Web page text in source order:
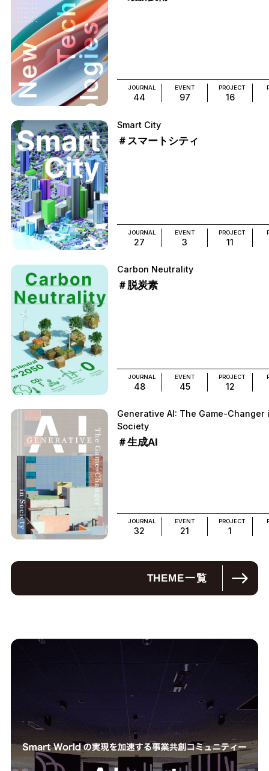
JOURNAL
44
EVENT
97
PROJECT
16
Smart City
＃スマートシティ
JOURNAL
27
EVENT
3
PROJECT
11
Carbon Neutrality
＃脱炭素
JOURNAL
48
EVENT
45
PROJECT
12
Generative AI: The Game-Changer
Society
＃生成AI
JOURNAL
32
EVENT
21
PROJECT
1
THEME一覧